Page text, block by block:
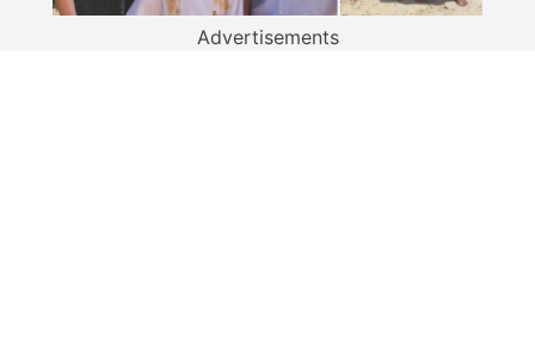
Advertisements